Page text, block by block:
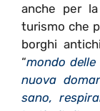
anche per
turismo che
borghi
“mondo delle
nuova
sano,